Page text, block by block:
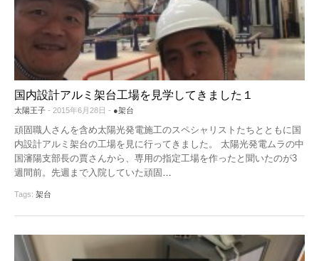
国内設計アルミ架台工場を見学してきました１
太陽王子 - 2015年6月28日 - ●架台
頑固職人さんを含め太陽光発電施工のスペシャリストたちとともに国
内設計アルミ架台の工場を見に行ってきました。 太陽光発電ムラの中
国瀋陽支部長の賈さんから、専用の指定工場を作ったと聞いたのが3
週間前。先週まで入院していた頑固
Tags: 架台